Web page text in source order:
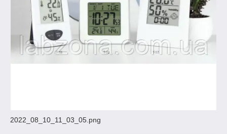
2022_08_10_11_03_05.png